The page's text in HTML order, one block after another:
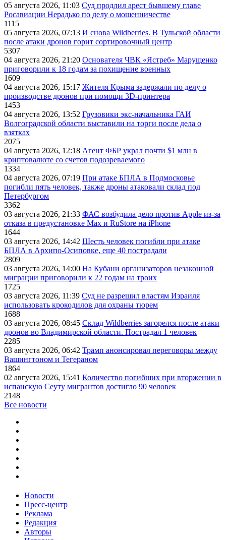
05 августа 2026, 11:03 Суд продлил арест бывшему главе
Росавиации Нерадько по делу о мошенничестве
1115
05 августа 2026, 07:13 И снова Wildberries. В Тульской области
после атаки дронов горит сортировочный центр
5307
04 августа 2026, 21:20 Основателя ЧВК «Ястреб» Марущенко
приговорили к 18 годам за похищение военных
1609
04 августа 2026, 15:17 Жителя Крыма задержали по делу о
производстве дронов при помощи 3D‑принтера
1453
04 августа 2026, 13:52 Грузовики экс-начальника ГАИ
Волгоградской области выставили на торги после дела о
взятках
2075
04 августа 2026, 12:18 Агент ФБР украл почти $1 млн в
криптовалюте со счетов подозреваемого
1334
04 августа 2026, 07:19 При атаке БПЛА в Подмосковье
погибли пять человек, также дроны атаковали склад под
Петербургом
3362
03 августа 2026, 21:33 ФАС возбудила дело против Apple из-за
отказа в предустановке Max и RuStore на iPhone
1644
03 августа 2026, 14:42 Шесть человек погибли при атаке
БПЛА в Архипо-Осиповке, еще 40 пострадали
2809
03 августа 2026, 14:00 На Кубани организаторов незаконной
миграции приговорили к 22 годам на троих
1725
03 августа 2026, 11:39 Суд не разрешил властям Израиля
использовать крокодилов для охраны тюрем
1688
03 августа 2026, 08:45 Склад Wildberries загорелся после атаки
дронов во Владимирской области. Пострадал 1 человек
2285
03 августа 2026, 06:42 Трамп анонсировал переговоры между
Вашингтоном и Тегераном
1864
02 августа 2026, 15:41 Количество погибших при вторжении в
испанскую Сеуту мигрантов достигло 90 человек
2148
Все новости
Новости
Пресс-центр
Реклама
Редакция
Авторы